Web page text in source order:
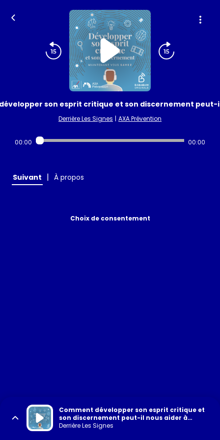
son esprit critique et son discernement peut-il
Derrière Les Signes | AXA Prévention
00:00 00:00
Suivant | À propos
Choix de consentement
Comment développer son esprit critique et
son discernement peut-il nous aider à
l'heure de l'IA ?
Derrière Les Signes